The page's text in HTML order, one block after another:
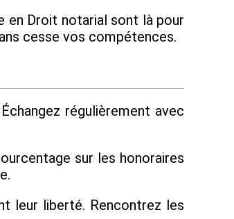
en Droit notarial sont là pour
cesse vos compétences.
régulièrement avec
sur les honoraires
leur liberté. Rencontrez les